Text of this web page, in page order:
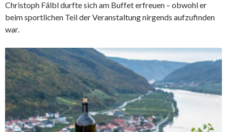
Christoph Fälbl durfte sich am Buffet erfreuen – obwohl er
beim sportlichen Teil der Veranstaltung nirgends aufzufinden
war.